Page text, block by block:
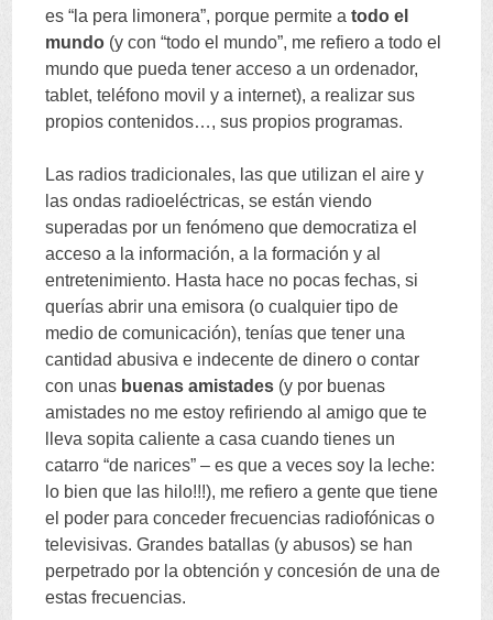
es “ la pera limonera”, porque permite a todo el
mundo (y con “todo el mundo”, me refiero a todo el
mundo que pueda tener acceso a un ordenador,
tablet,teléfono movil y a internet),a realizar sus
propios contenidos…,sus propios programas.
Las radios tradicionales, las que utilizan el aire y
las ondas radioeléctricas,se están viendo
superadas por un fenómeno que democratiza el
acceso a la información,a la formación y al
entretenimiento. Hasta hace no pocas fechas,si
querías abrir una emisora (o cualquier tipo de
medio de comunicación),tenías que tener una
cantidad abusiva e indecente de dinero o contar
con unas buenas amistades (y por buenas
amistades no me estoy refiriendo al amigo que te
lleva sopita caliente a casa cuando tienes un
catarro “de narices” –es que a veces soy la leche:
lo bien que las hilo!!!), me refiero a gente que tiene
el poder para conceder frecuencias radiofónicas o
televisivas.Grandes batallas (y abusos)se han
perpetrado por la obtención y concesión de una de
estas frecuencias.